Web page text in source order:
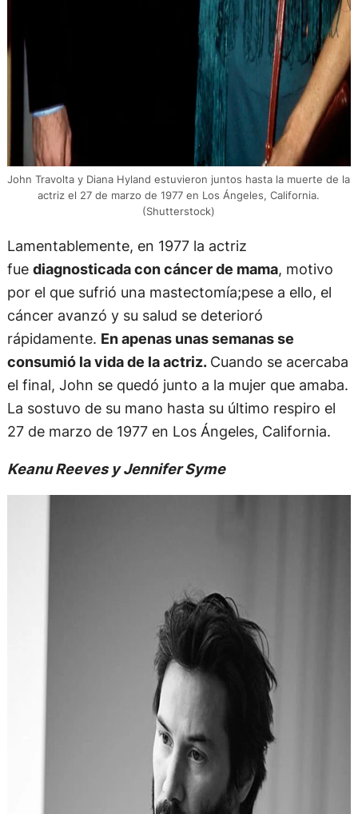
John Travolta y Diana Hyland estuvieron juntos hasta la muerte de la
actriz el 27 de marzo de 1977 en Los Ángeles, California.
(Shutterstock)
Lamentablemente, en 1977 la actriz
fue diagnosticada con cáncer de mama, motivo
por el que sufrió una mastectomía;pese a ello, el
cáncer avanzó y su salud se deterioró
rápidamente. En apenas unas semanas se
consumió la vida de la actriz. Cuando se acercaba
el final, John se quedó junto a la mujer que amaba.
La sostuvo de su mano hasta su último respiro el
27 de marzo de 1977 en Los Ángeles, California.
Keanu Reeves y Jennifer Syme